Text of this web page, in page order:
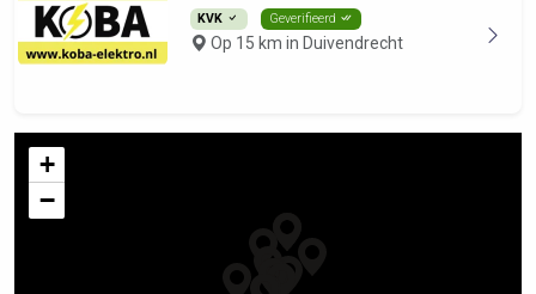
KVK Geverifieerd
Op 15 km in Duivendrecht
+
−